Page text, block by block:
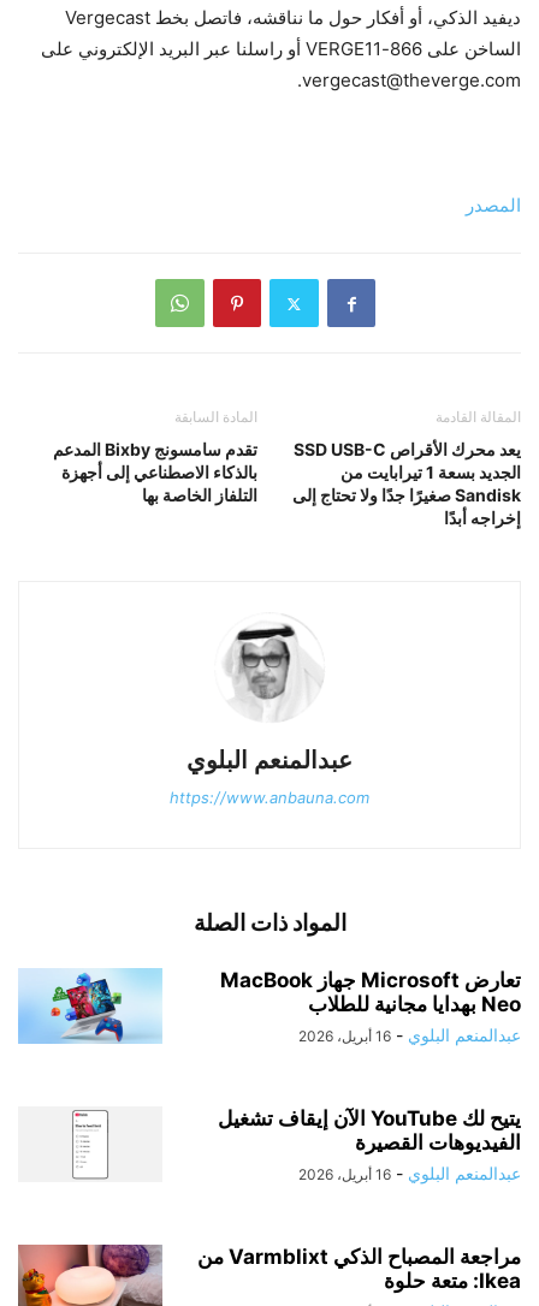
ديفيد الذكي، أو أفكار حول ما نناقشه، فاتصل بخط Vergecast
الساخن على 866-VERGE11 أو راسلنا عبر البريد الإلكتروني على
vergecast@theverge.com.
المصدر
المادة السابقة
تقدم سامسونج Bixby المدعم
بالذكاء الاصطناعي إلى أجهزة
التلفاز الخاصة بها
المقالة القادمة
يعد محرك الأقراص SSD USB-C
الجديد بسعة 1 تيرابايت من
Sandisk صغيرًا جدًا ولا تحتاج إلى
إخراجه أبدًا
عبدالمنعم البلوي
https://www.anbauna.com
المواد ذات الصلة
تعارض Microsoft جهاز MacBook
Neo بهدايا مجانية للطلاب
عبدالمنعم البلوي - 16 أبريل، 2026
يتيح لك YouTube الآن إيقاف تشغيل
الفيديوهات القصيرة
عبدالمنعم البلوي - 16 أبريل، 2026
مراجعة المصباح الذكي Varmblixt من
Ikea: متعة حلوة